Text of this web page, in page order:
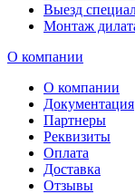
Выезд
Монтаж
О компании
О компании
Документация
Партнеры
Реквизиты
Оплата
Доставка
Отзывы